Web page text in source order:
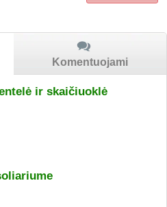
Komentuojami
ir skaičiuoklė